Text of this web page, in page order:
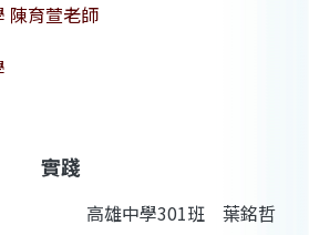
陳育萱老師
實踐
高雄中學301班 葉銘哲